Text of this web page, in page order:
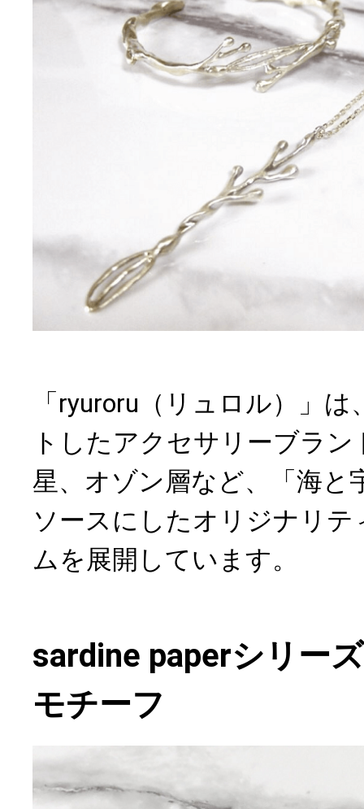
「ryuroru（リュロル）」
トしたアクセサリーブラ
星、オゾン層など、「海と
ソースにしたオリジナリ
ムを展開しています。
sardine paperシリー
モチーフ